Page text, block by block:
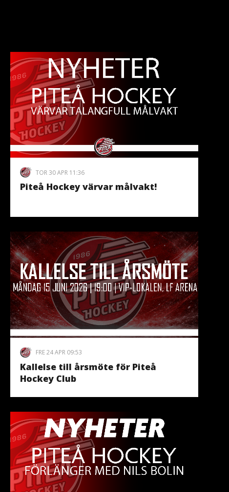
TOR 30 APR 11:36
Piteå Hockey värvar målvakt!
FRE 24 APR 09:53
Kallelse till årsmöte för Piteå
Hockey Club